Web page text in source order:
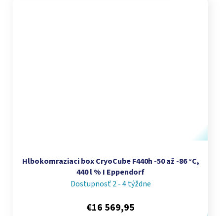
Hlbokomraziaci box CryoCube F440h -50 až -86 °C,
440 l % I Eppendorf
Dostupnosť 2 - 4 týždne
€16 569,95